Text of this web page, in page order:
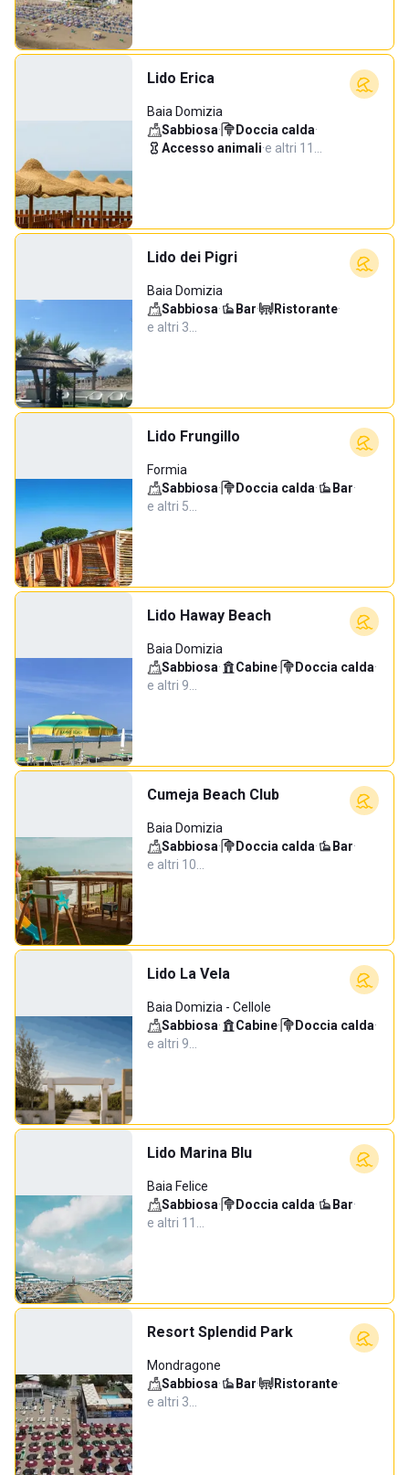
Lido Erica
Baia Domizia
Sabbiosa· Doccia calda·
Accesso animali·e altri 11…
Lido dei Pigri
Baia Domizia
Sabbiosa· Bar· Ristorante·
e altri 3…
Lido Frungillo
Formia
Sabbiosa· Doccia calda· Bar·
e altri 5…
Lido Haway Beach
Baia Domizia
Sabbiosa· Cabine· Doccia calda·
e altri 9…
Cumeja Beach Club
Baia Domizia
Sabbiosa· Doccia calda· Bar·
e altri 10…
Lido La Vela
Baia Domizia - Cellole
Sabbiosa· Cabine· Doccia calda·
e altri 9…
Lido Marina Blu
Baia Felice
Sabbiosa· Doccia calda· Bar·
e altri 11…
Resort Splendid Park
Mondragone
Sabbiosa· Bar· Ristorante·
e altri 3…